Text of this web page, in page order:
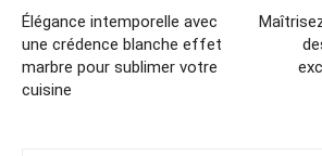
Élégance intemporelle avec
une crédence blanche effet
marbre pour sublimer votre
cuisine